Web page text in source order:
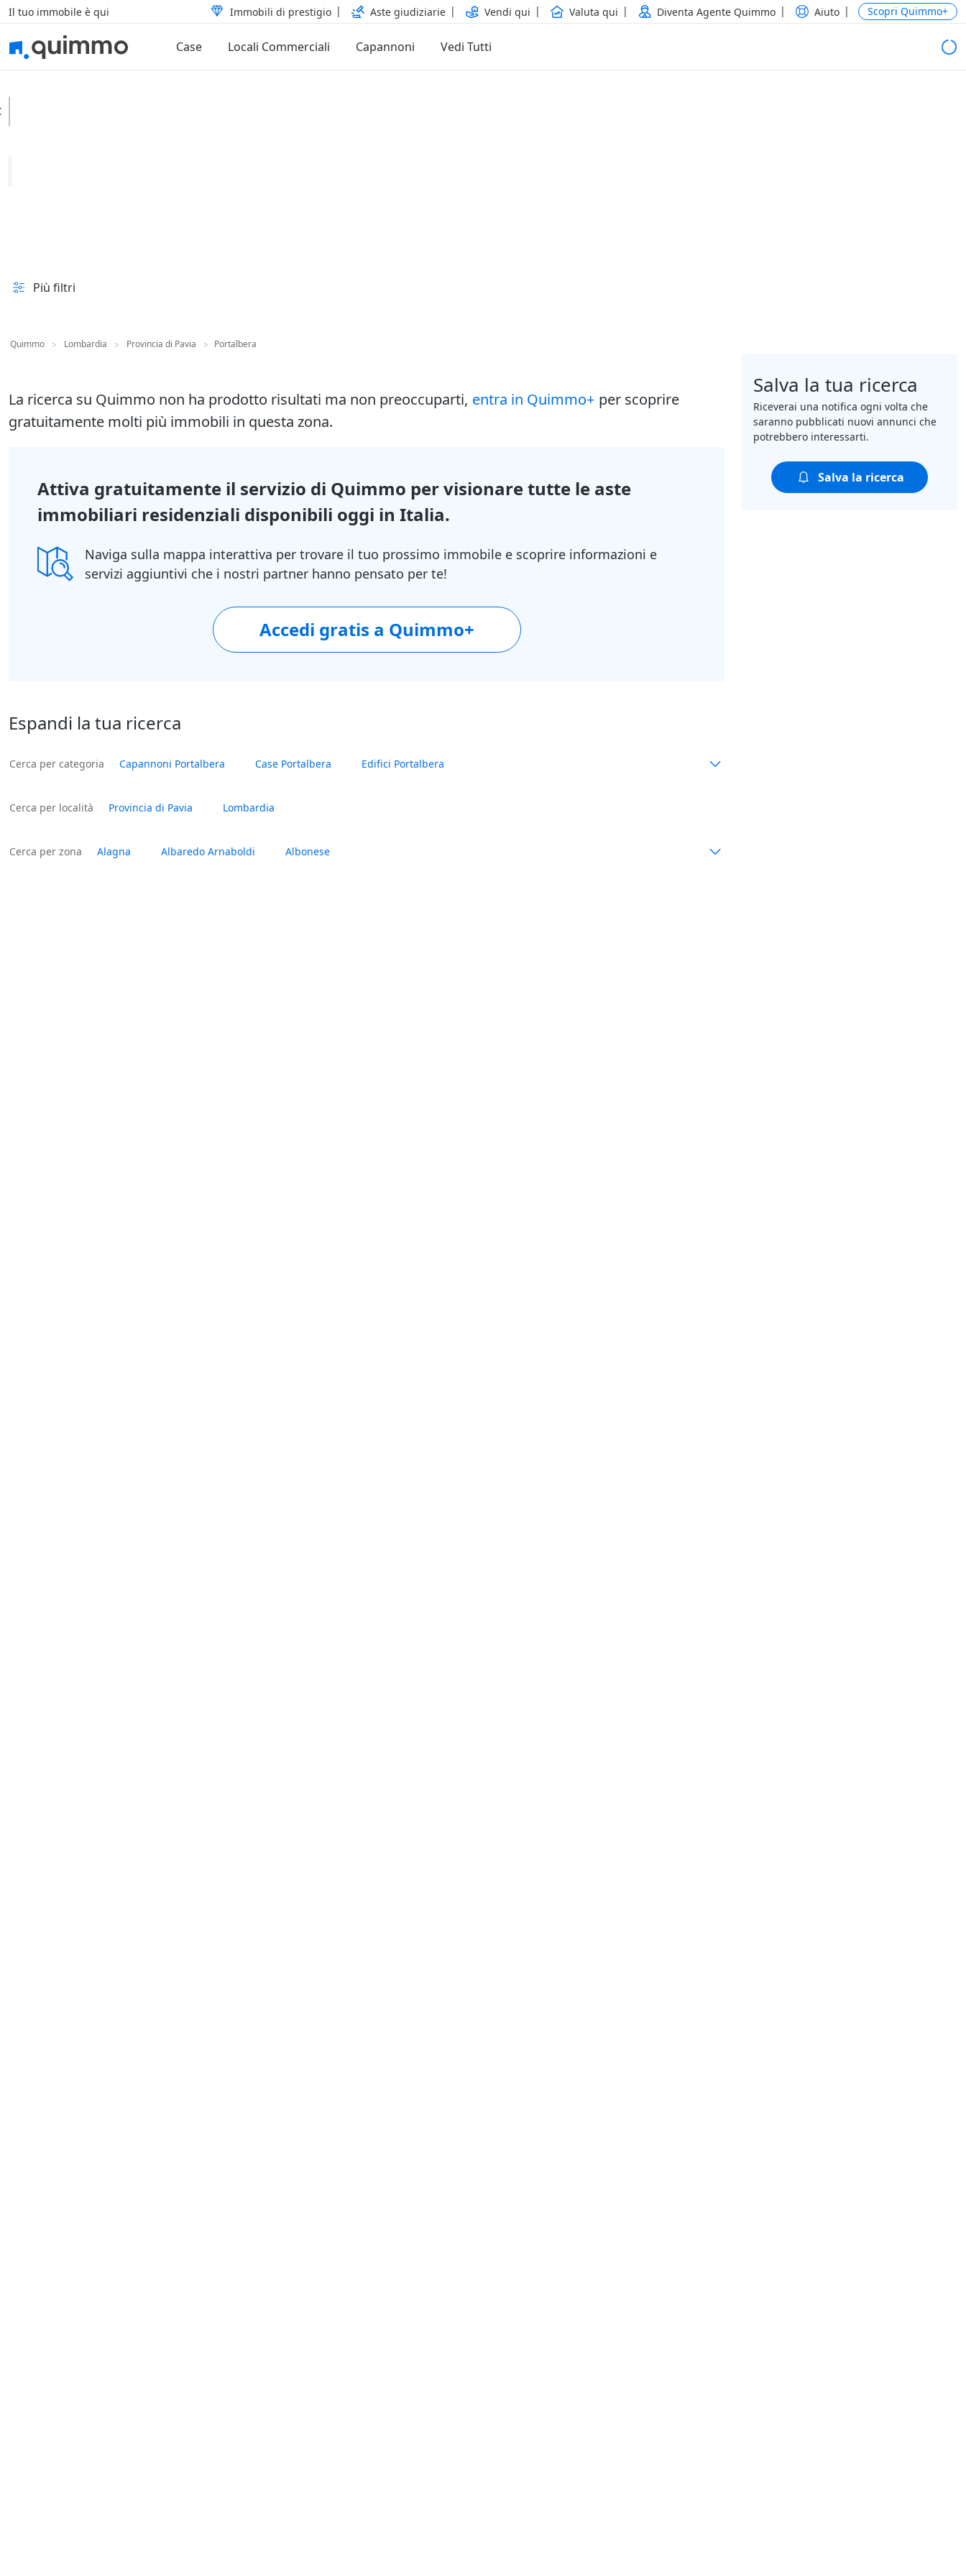
Il tuo immobile è qui Immobili di prestigio Aste giudiziarie Vendi qui Valuta qui Diventa Agente Quimmo Aiuto Scopri Quimmo+
Case Locali Commerciali Capannoni Vedi Tutti
Più filtri
Quimmo > Lombardia > Provincia di Pavia > Portalbera
La ricerca su Quimmo non ha prodotto risultati ma non preoccuparti, entra in Quimmo+ per scoprire
gratuitamente molti più immobili in questa zona.
Attiva gratuitamente il servizio di Quimmo per visionare tutte le aste
immobiliari residenziali disponibili oggi in Italia.
Naviga sulla mappa interattiva per trovare il tuo prossimo immobile e scoprire informazioni e
servizi aggiuntivi che i nostri partner hanno pensato per te!
Accedi gratis a Quimmo+
Espandi la tua ricerca
Cerca per categoria Capannoni Portalbera Case Portalbera Edifici Portalbera
Cerca per località Provincia di Pavia Lombardia
Cerca per zona Alagna Albaredo Arnaboldi Albonese
Salva la tua ricerca
Riceverai una notifica ogni volta che
saranno pubblicati nuovi annunci che
potrebbero interessarti.
Salva la ricerca